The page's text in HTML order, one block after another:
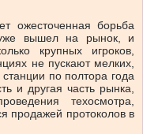
ожесточенная борьба
вышел на рынок, и
крупных игроков,
не пускают мелких,
по полтора года
и другая часть рынка,
техосмотра,
продажей протоколов в